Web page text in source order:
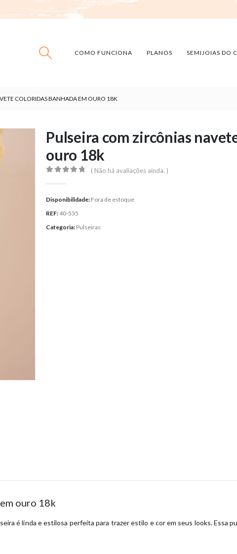
COMO FUNCIONA PLANOS SEMIJOIAS DO
COLORIDAS BANHADA EM OURO 18K
Pulseira com zircônias
ouro 18k
( Não há avaliações ainda. )
Disponibilidade: Fora de estoque
REF:40-535
Categoria: Pulseiras
ouro 18k
é linda e estilosa perfeita para trazer estilo e cor em seus looks. Essa